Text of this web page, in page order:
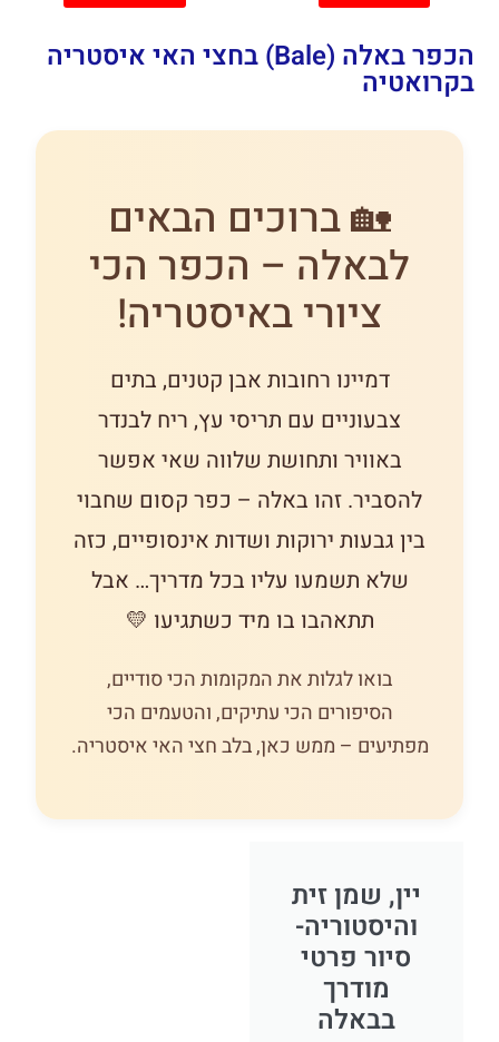
הכפר באלה (Bale) בחצי האי איסטריה
בקרואטיה
🏡 ברוכים הבאים
לבאלה – הכפר הכי
ציורי באיסטריה!
דמיינו רחובות אבן קטנים, בתים
צבעוניים עם תריסי עץ, ריח לבנדר
באוויר ותחושת שלווה שאי אפשר
להסביר. זהו באלה – כפר קסום שחבוי
בין גבעות ירוקות ושדות אינסופיים, כזה
שלא תשמעו עליו בכל מדריך… אבל
תתאהבו בו מיד כשתגיעו 💛
בואו לגלות את המקומות הכי סודיים,
הסיפורים הכי עתיקים, והטעמים הכי
מפתיעים – ממש כאן, בלב חצי האי איסטריה.
יין, שמן זית
והיסטוריה-
סיור פרטי
מודרך
בבאלה